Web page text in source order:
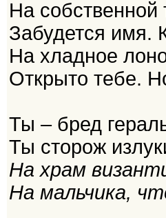
На собственной
Забудется имя.
На хладное
Открыто тебе.
Ты – бред
Ты сторож
На храм
На мальчика,